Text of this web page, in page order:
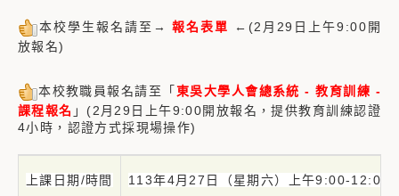
本校學生報名請至→報名表單
←(2月29日上午9:00開
放報名)
本校教職員報名請至「 東吳大學人會總系統 - 教育訓練 -
課程報名 」(2月29日上午9:00開放報名，提供教育訓練認證
4小時，認證方式採現場操作)
上課日期/時間 113年4月27日（星期六）上午9:00-12:00